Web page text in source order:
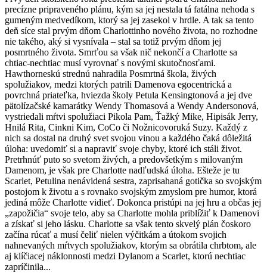
precízne pripraveného plánu, kým sa jej nestala tá fatálna nehoda s
gumeným medvedíkom, ktorý sa jej zasekol v hrdle. A tak sa tento
deň síce stal prvým dňom Charlottinho nového života, no rozhodne
nie takého, aký si vysnívala – stal sa totiž prvým dňom jej
posmrtného života. Smrťou sa však nič nekončí a Charlotte sa
chtiac-nechtiac musí vyrovnať s novými skutočnosťami.
Hawthorneskú strednú nahradila Posmrtná škola, živých
spolužiakov, medzi ktorých patrili Damenova egocentrická a
povrchná priateľka, hviezda školy Petula Kensingtonová a jej dve
pätolízačské kamarátky Wendy Thomasová a Wendy Andersonová,
vystriedali mŕtvi spolužiaci Pikola Pam, Ťažký Mike, Hipisák Jerry,
Hnilá Rita, Cinkni Kim, CoCo či Nožnicovoruká Suzy. Každý z
nich sa dostal na druhý svet svojou vinou a každého čaká dôležitá
úloha: uvedomiť si a napraviť svoje chyby, ktoré ich stáli život.
Pretrhnúť puto so svetom živých, a predovšetkým s milovaným
Damenom, je však pre Charlotte nadľudská úloha. Ešteže je tu
Scarlet, Petulina nenávidená sestra, zaprisahaná gotička so svojským
postojom k životu a s rovnako svojským zmyslom pre humor, ktorá
jediná môže Charlotte vidieť. Dokonca pristúpi na jej hru a občas jej
„zapožičia“ svoje telo, aby sa Charlotte mohla priblížiť k Damenovi
a získať si jeho lásku. Charlotte sa však tento skvelý plán čoskoro
začína rúcať a musí čeliť nielen výčitkám a útokom svojich
nahnevaných mŕtvych spolužiakov, ktorým sa obrátila chrbtom, ale
aj klíčiacej náklonnosti medzi Dylanom a Scarlet, ktorú nechtiac
zapríčinila...